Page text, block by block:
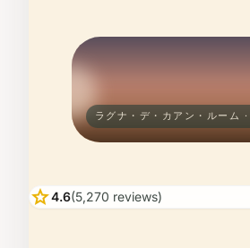
ラグナ・デ・カアン・ルーム
star4.6(5,270 reviews)